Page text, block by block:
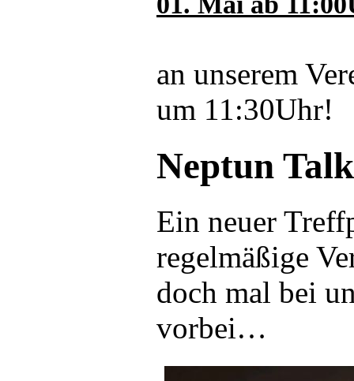
an unserem
um 11:30Uhr!
Neptun Talk
Ein neuer
regelmäßige
doch mal bei
vorbei…